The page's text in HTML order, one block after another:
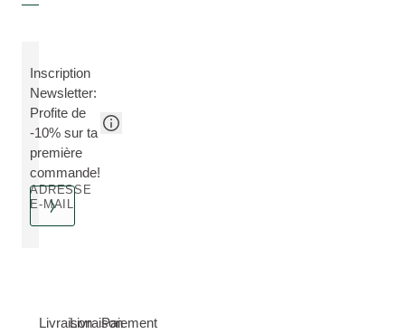
Inscription
Newsletter:
Profite de
-10% sur ta
première
commande!
ADRESSE
E-MAIL
LivraisonLivraisonPaiement